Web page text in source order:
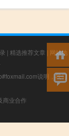
| 精选推荐文章 | 网站地
说明，我们
商业合作